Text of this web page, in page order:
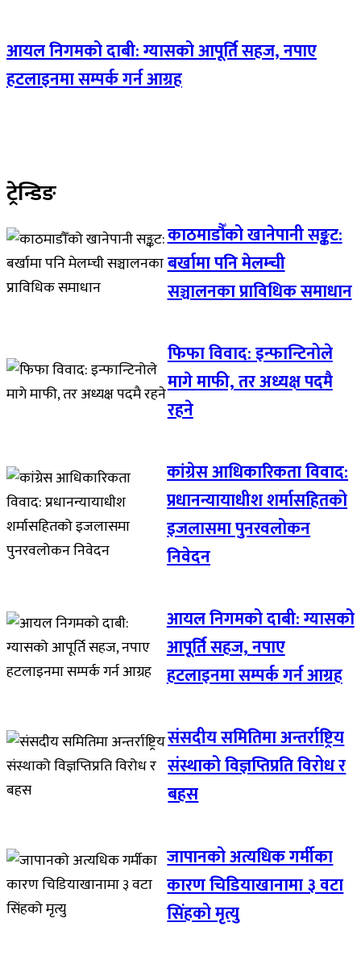
आयल निगमको दाबी: ग्यासको आपूर्ति सहज, नपाए
हटलाइनमा सम्पर्क गर्न आग्रह
ट्रेन्डिङ
काठमाडौँको खानेपानी सङ्कट:
बर्खामा पनि मेलम्ची
सञ्चालनका प्राविधिक समाधान
फिफा विवाद: इन्फान्टिनोले
मागे माफी, तर अध्यक्ष पदमै
रहने
कांग्रेस आधिकारिकता विवाद:
प्रधानन्यायाधीश शर्मासहितको
इजलासमा पुनरवलोकन
निवेदन
आयल निगमको दाबी: ग्यासको
आपूर्ति सहज, नपाए
हटलाइनमा सम्पर्क गर्न आग्रह
संसदीय समितिमा अन्तर्राष्ट्रिय
संस्थाको विज्ञप्तिप्रति विरोध र
बहस
जापानको अत्यधिक गर्मीका
कारण चिडियाखानामा ३ वटा
सिंहको मृत्यु